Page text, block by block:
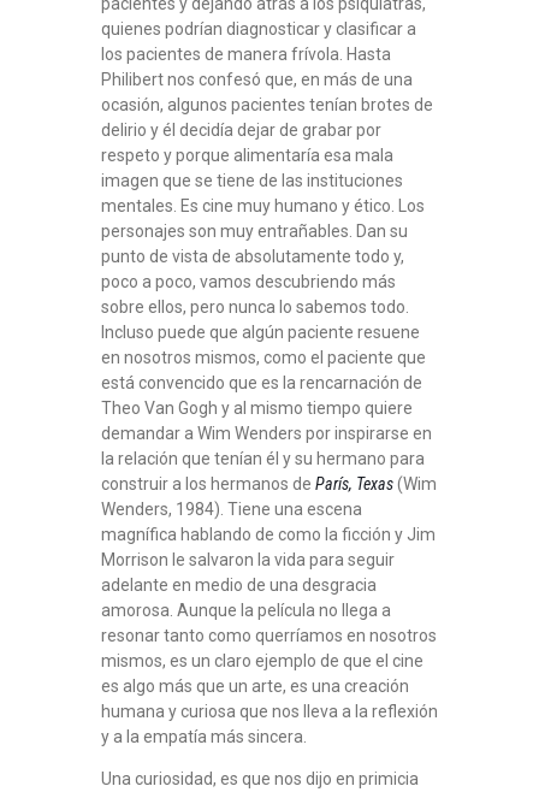
quienes podrían diagnosticar y clasificar a
los pacientes de manera frívola. Hasta
Philibert nos confesó que, en más de una
ocasión, algunos pacientes tenían brotes de
delirio y él decidía dejar de grabar por
respeto y porque alimentaría esa mala
imagen que se tiene de las instituciones
mentales. Es cine muy humano y ético. Los
personajes son muy entrañables. Dan su
punto de vista de absolutamente todo y,
poco a poco, vamos descubriendo más
sobre ellos, pero nunca lo sabemos todo.
Incluso puede que algún paciente resuene
en nosotros mismos, como el paciente que
está convencido que es la rencarnación de
Theo Van Gogh y al mismo tiempo quiere
demandar a Wim Wenders por inspirarse en
la relación que tenían él y su hermano para
construir a los hermanos de París, Texas(Wim
Wenders, 1984). Tiene una escena
magnífica hablando de como la ficción y Jim
Morrison le salvaron la vida para seguir
adelante en medio de una desgracia
amorosa. Aunque la película no llega a
resonar tanto como querríamos en nosotros
mismos, es un claro ejemplo de que el cine
es algo más que un arte, es una creación
humana y curiosa que nos lleva a la reflexión
y a la empatía más sincera.
Una curiosidad, es que nos dijo en primicia